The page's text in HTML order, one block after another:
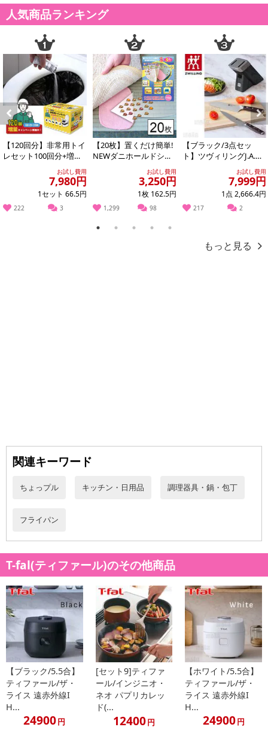
奥行き (mm):205
高さ (mm):66
重量 (g):430
深さ (mm):47
本体内径 (mm):200
満水容量 (L):1.4
■■素材■■
【本体・底】アルミニウム合金
【取っ手】フェノール樹脂
ティファールはPFOA・鉛・カドミウム不使用。
安心してご使用いただけます。
■■原産国■■
※食器洗い機をご利用される場合は、食器洗い機、およびご使用さ
れる洗剤の取扱説明書や使用上の注意をご確認のうえ、従ってくだ
注意事項
お申込みの際は 「商品情報」に記載されている「注意事項」を
必ずご確認ください。
※お申込み後のキャンセルはお受けできません。
記載されている内容を必ずご確認いただき、お届けする商品セット
にご納得いただきましたうえでお申し込みください。
※パッケージ変更や商品リニューアル(成分など含む)等により、参考
の掲載画像や画像内のバーコードなど、お届け商品と多少異なる場
合がございます。
また、[新たな加工食品の原料原産地表示制度]の経過措置期間の終
了により、商品詳細内に記載の原産国・原材料の表記が旧表記の場
合がございます。
あらかじめご了承いただいた上でお申込みください。なお、本理由
人気商品ランキング
Previous
【120回分】非常用トイ
レセット100回分+増量2
お試し費用
7,980円
1セット 66.5円
222 3
【20枚】置くだけ簡単!
NEWダニホールドシー
お試し費用
3,250円
1枚 162.5円
1,299 98
【ブラック/3点セッ
ト】ツヴィリングJ.A.ヘ
ンケルス/ツヴィリング
お試し費用
7,999円
1点 2,666.4円
217 2
Next
1 2 3 4 5
もっと見る
関連キーワード
ちょっプル キッチン・日用品 調理器具・鍋・包丁
フライパン
T-fal(ティファール)のその他商品
【ブラック/5.5合】
ティファール/ザ・
ライス 遠赤外線I
H...
24900円
[セット9]ティファ
ール/インジニオ・
ネオ パプリカレッ
ド(...
12400円
【ホワイト/5.5合】
ティファール/ザ・
ライス 遠赤外線I
H...
24900円